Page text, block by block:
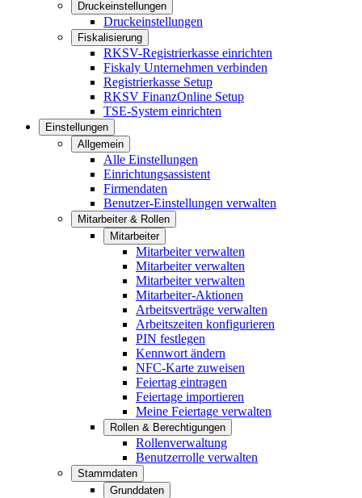
Druckeinstellungen
Druckeinstellungen
Fiskalisierung
RKSV-Registrierkasse einrichten
Fiskaly Unternehmen verbinden
Registrierkasse Setup
RKSV FinanzOnline Setup
TSE-System einrichten
Einstellungen
Allgemein
Alle Einstellungen
Einrichtungsassistent
Firmendaten
Benutzer-Einstellungen verwalten
Mitarbeiter & Rollen
Mitarbeiter
Mitarbeiter verwalten
Mitarbeiter verwalten
Mitarbeiter verwalten
Mitarbeiter-Aktionen
Arbeitsverträge verwalten
Arbeitszeiten konfigurieren
PIN festlegen
Kennwort ändern
NFC-Karte zuweisen
Feiertag eintragen
Feiertage importieren
Meine Feiertage verwalten
Rollen & Berechtigungen
Rollenverwaltung
Benutzerrolle verwalten
Stammdaten
Grunddaten